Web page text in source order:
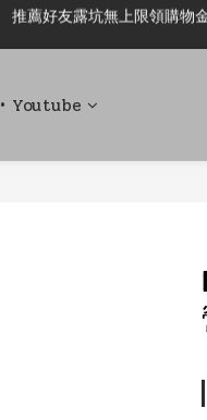
新加入會員即可現領 50元購物
新加入會員即可現領 50元購物
• Youtube